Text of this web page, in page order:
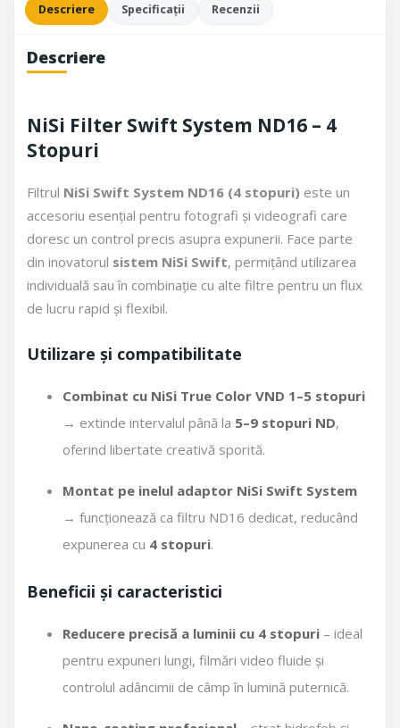
Descriere Specificații Recenzii
Descriere
NiSi Filter Swift System ND16 – 4
Stopuri
Filtrul NiSi Swift System ND16 (4 stopuri) este un
accesoriu esențial pentru fotografi și videografi care
doresc un control precis asupra expunerii. Face parte
din inovatorul sistem NiSi Swift, permițând utilizarea
individuală sau în combinație cu alte filtre pentru un flux
de lucru rapid și flexibil.
Utilizare și compatibilitate
Combinat cu NiSi True Color VND 1–5 stopuri
→ extinde intervalul până la 5–9 stopuri ND,
oferind libertate creativă sporită.
Montat pe inelul adaptor NiSi Swift System
→ funcționează ca filtru ND16 dedicat, reducând
expunerea cu 4 stopuri.
Beneficii și caracteristici
Reducere precisă a luminii cu 4 stopuri – ideal
pentru expuneri lungi, filmări video fluide și
controlul adâncimii de câmp în lumină puternică.